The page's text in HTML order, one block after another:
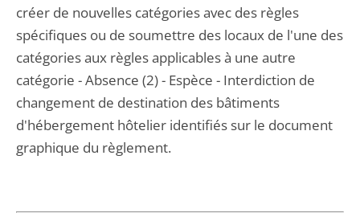
créer de nouvelles catégories avec des règles
spécifiques ou de soumettre des locaux de l'une des
catégories aux règles applicables à une autre
catégorie - Absence (2) - Espèce - Interdiction de
changement de destination des bâtiments
d'hébergement hôtelier identifiés sur le document
graphique du règlement.